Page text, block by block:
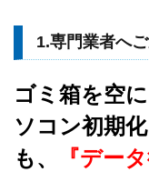
1.専門業者へ
ゴミ箱を空
ソコン初期
も、
『デー